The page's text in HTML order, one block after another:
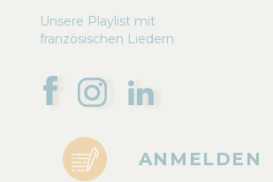
Unsere Playlist mit
französischen Liedern
ANMELDEN